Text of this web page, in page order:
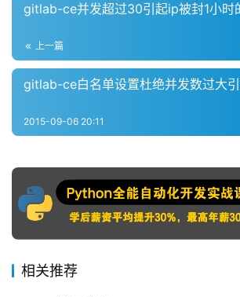
gitlab-ce并发超过30引起ip被封1小时
上一篇
gitlab-ce白名单设置杜绝并发数过大
2015-09-06 20:11
相关推荐